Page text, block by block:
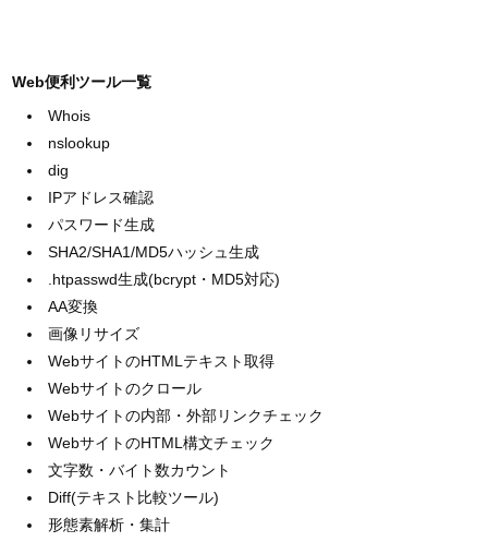
Web便利ツール一覧
Whois
nslookup
dig
IPアドレス確認
パスワード生成
SHA2/SHA1/MD5ハッシュ生成
.htpasswd生成(bcrypt・MD5対応)
AA変換
画像リサイズ
WebサイトのHTMLテキスト取得
Webサイトのクロール
Webサイトの内部・外部リンクチェック
WebサイトのHTML構文チェック
文字数・バイト数カウント
Diff(テキスト比較ツール)
形態素解析・集計